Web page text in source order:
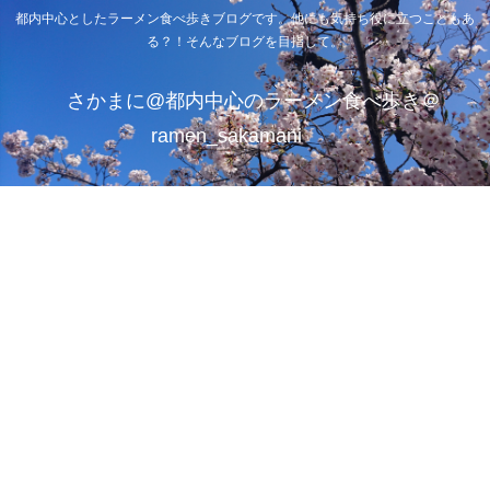
都内中心としたラーメン食べ歩きブログです。他にも気持ち役に立つこともあ
る？！そんなブログを目指して。
さかまに@都内中心のラーメン食べ歩き＠
ramen_sakamani